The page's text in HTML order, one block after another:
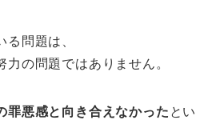
る問題は、
力の問題ではありません。
罪悪感と向き合えなかった とい